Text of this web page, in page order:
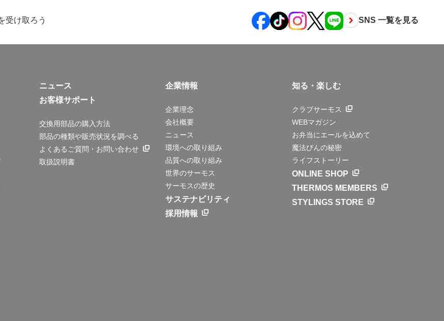
受け取ろう SNS 一覧を見る
ニュース
お客様サポート
交換用部品の購入方法
部品の種類や販売状況を調べる
よくあるご質問・お問い合わせ
取扱説明書
企業情報
企業理念
会社概要
ニュース
環境への取り組み
品質への取り組み
世界のサーモス
サーモスの歴史
サステナビリティ
採用情報
知る・楽しむ
クラブサーモス
WEBマガジン
お弁当にエールを込めて
魔法びんの秘密
ライフストーリー
ONLINE SHOP
THERMOS MEMBERS
STYLINGS STORE